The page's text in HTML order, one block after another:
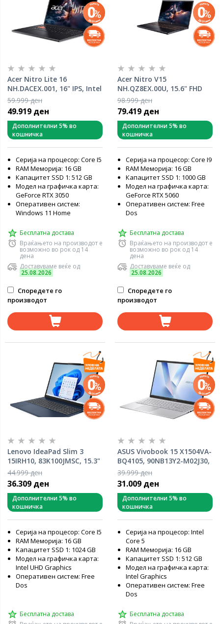
Acer Nitro Lite 16
NH.DACEX.001, 16" IPS, Intel
Core i5-13420H, 16 GB RAM,
512 GB SSD, nVidia GeForce
RTX 3050, Windows 11
Home, лаптоп
59.999 ден
49.919 ден
Дополнителни 5% во
кошничка
Серија на процесор: Core I5
RAM Меморија: 16 GB
Капацитет SSD 1: 512 GB
Модел на графичка карта:
GeForce RTX 3050
Оперативен систем:
Windows 11 Home
Бесплатна достава
Враќањето на производот е
возможно во рок од 14
дена
Доставуваме веќе од
25.08.2026
Споредете го
производот
Acer Nitro V15
NH.QZ8EX.00U, 15.6" FHD
IPS 165Hz, Intel Core i9-
13900H, 16GB RAM, 1TB
SSD, nVidia GeForce RTX
5060, FreeDOS, gaming
лаптоп
98.999 ден
79.419 ден
Дополнителни 5% во
кошничка
Серија на процесор: Core I9
RAM Меморија: 16 GB
Капацитет SSD 1: 1000 GB
Модел на графичка карта:
GeForce RTX 5060
Оперативен систем: Free
Dos
Бесплатна достава
Враќањето на производот е
возможно во рок од 14
дена
Доставуваме веќе од
25.08.2026
Споредете го
производот
Lenovo IdeaPad Slim 3
15IRH10, 83K100JMSC, 15.3"
WUXGA IPS, Intel Core i5-
13420H, 16GB RAM, 1TB
PCIe NVMe SSD, Intel UHD
Graphics, Free DOS, лаптоп
44.999 ден
36.309 ден
Дополнителни 5% во
кошничка
Серија на процесор: Core I5
RAM Меморија: 16 GB
Капацитет SSD 1: 1024 GB
Модел на графичка карта:
Intel UHD Graphics
Оперативен систем: Free
Dos
Бесплатна достава
ASUS Vivobook 15 X1504VA-
BQ4105, 90NB13Y2-M02J30,
15.6" FHD, Intel Core 5
120U, 16GB RAM, 512GB
PCIe NVMe SSD, Intel
Graphics, DOS, лаптоп
39.999 ден
31.009 ден
Дополнителни 5% во
кошничка
Серија на процесор: Intel
Core 5
RAM Меморија: 16 GB
Капацитет SSD 1: 512 GB
Модел на графичка карта:
Intel Graphics
Оперативен систем: Free
Dos
Бесплатна достава